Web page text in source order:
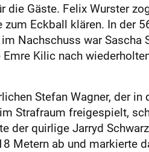
Gäste. Felix Wurster
Eckball klären. In der
Nachschuss war Sascha
Kilic nach
Stefan Wagner, der in
Strafraum freigespielt,
der quirlige Jarryd
Metern ab und markierte